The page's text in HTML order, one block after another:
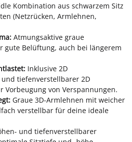
Kombination aus schwarzem Sitz
(Netzrücken, Armlehnen,
Atmungsaktive graue
gute Belüftung, auch bei längerem
Inklusive 2D
tiefenverstellbarer 2D
Vorbeugung von Verspannungen.
Graue 3D-Armlehnen mit weicher
verstellbar für deine ideale
und tiefenverstellbarer